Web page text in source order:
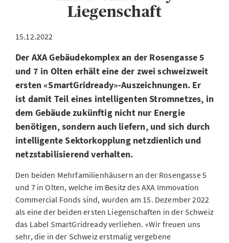
Liegenschaft
15.12.2022
Der AXA Gebäudekomplex an der Rosengasse 5
und 7 in Olten erhält eine der zwei schweizweit
ersten «SmartGridready»-Auszeichnungen. Er
ist damit Teil eines intelligenten Stromnetzes, in
dem Gebäude zukünftig nicht nur Energie
benötigen, sondern auch liefern, und sich durch
intelligente Sektorkopplung netzdienlich und
netzstabilisierend verhalten.
Den beiden Mehrfamilienhäusern an der Rosengasse 5
und 7 in Olten, welche im Besitz des AXA Immovation
Commercial Fonds sind, wurden am 15. Dezember 2022
als eine der beiden ersten Liegenschaften in der Schweiz
das Label SmartGridready verliehen. «Wir freuen uns
sehr, die in der Schweiz erstmalig vergebene